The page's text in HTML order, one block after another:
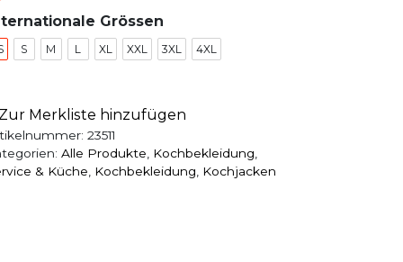
Grössen
S M L XL XXL 3XL 4XL
Merkliste hinzufügen
23511
Alle Produkte, Kochbekleidung,
& Küche, Kochbekleidung, Kochjacken